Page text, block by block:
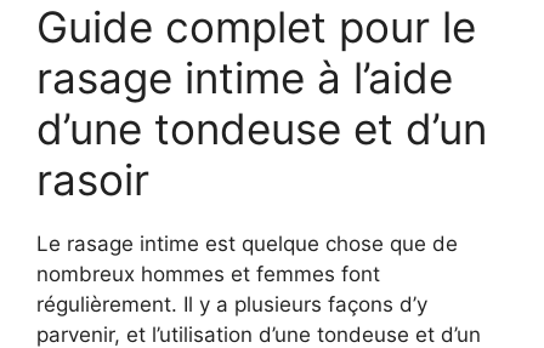
Guide complet pour le
rasage intime à l’aide
d’une tondeuse et d’un
rasoir
Le rasage intime est quelque chose que de
nombreux hommes et femmes font
régulièrement. Il y a plusieurs façons d’y
parvenir, et l’utilisation d’une tondeuse et d’un